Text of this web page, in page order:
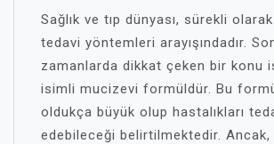
Sağlık ve tıp dünyası, sürekli
tedavi yöntemleri arayışındadır.
zamanlarda dikkat çeken bir konu
isimli mucizevi formüldür. Bu
oldukça büyük olup hastalıkları
edebileceği belirtilmektedir. Ancak,